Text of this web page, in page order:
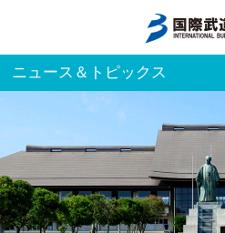
アクセス
ご利用者別
ホーム
ニュース＆トピックス